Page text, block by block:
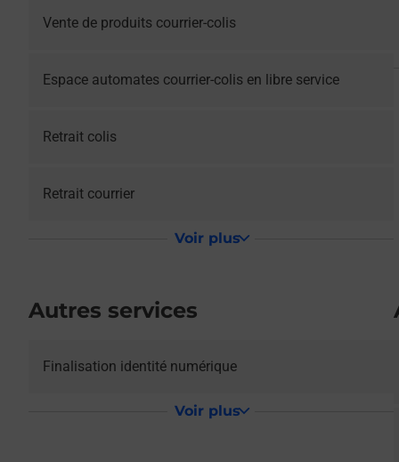
Vente de produits courrier-colis
Espace automates courrier-colis en libre service
Retrait colis
Retrait courrier
Voir plus
Autres services
Finalisation identité numérique
Voir plus